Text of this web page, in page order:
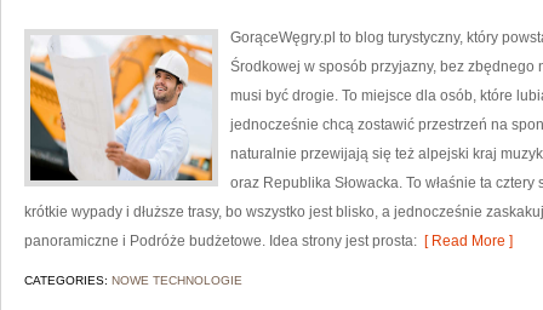
GorąceWęgry.pl to blog turystyczny, który
Środkowej w sposób przyjazny, bez
musi być drogie. To miejsce dla osób, które
jednocześnie chcą zostawić przestrzeń na
naturalnie przewijają się też alpejski kraj
oraz Republika Słowacka. To właśnie ta
krótkie wypady i dłuższe trasy, bo wszystko jest blisko, a jednocześnie
panoramiczne i Podróże budżetowe. Idea strony jest prosta: [ Read More ]
CATEGORIES: NOWE TECHNOLOGIE